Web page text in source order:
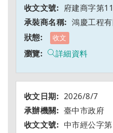
府建商字第
鴻慶工程
收文
詳細資料
2026/8/7
臺中市政府
中市經公字